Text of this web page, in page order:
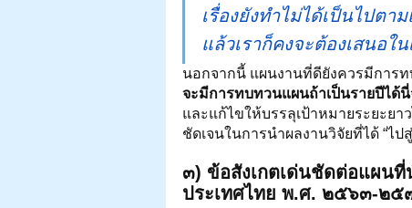
เรื่องยังทำไม่ได้เป็นไปตา
แล้วเราก็คงจะต้องเสนอใน
นอกจากนี้ แผนงานที่ดียังควรมีการท
จะมีการทบทวนแผนถ้าเป็นรายปีได้
และแก้ไขให้บรรลุเป้าหมายระยะยา
ชัดเจนในการนำผลงานวิจัยที่ได้ “ไ
๓) ข้อสังเกตเด่นชัดต่อแผน
ประเทศไทย พ.ศ. ๒๕๖๓-๒๕